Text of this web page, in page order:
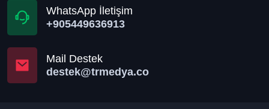
WhatsApp İletişim
+905449636913
Mail Destek
destek@trmedya.co